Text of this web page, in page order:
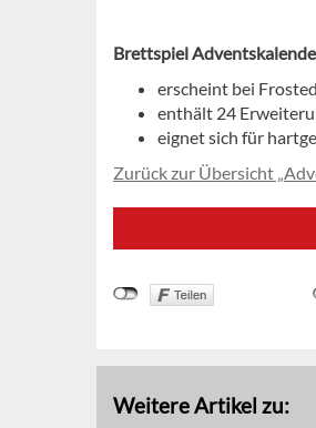
Brettspiel
erscheint bei
enthält 24
eignet sich für
Zurück zur Übersicht
Weitere Artikel zu: